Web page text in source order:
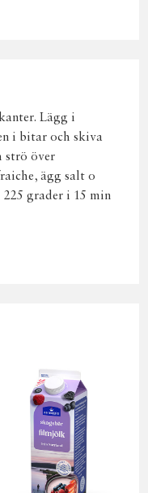
Lägg i
i bitar och skiva
strö över
ägg salt o
grader i 15 min